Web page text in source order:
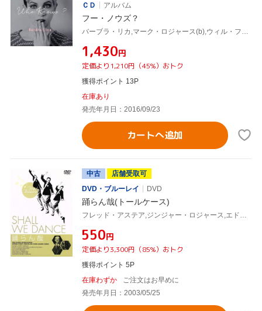
ＣＤ
アルバム
フー・ノウズ？
¥1,430円
定価より1,210円（45%）おトク
獲得ポイント 13P
在庫あり
発売年月日：2016/09/23
カートへ追加
中古
店舗受取可
DVD・ブルーレイ
DVD
踊らん哉(トールケース)
¥550円
定価より3,300円（85%）おトク
獲得ポイント 5P
在庫わずか
ご注文はお早めに
発売年月日：2003/05/25